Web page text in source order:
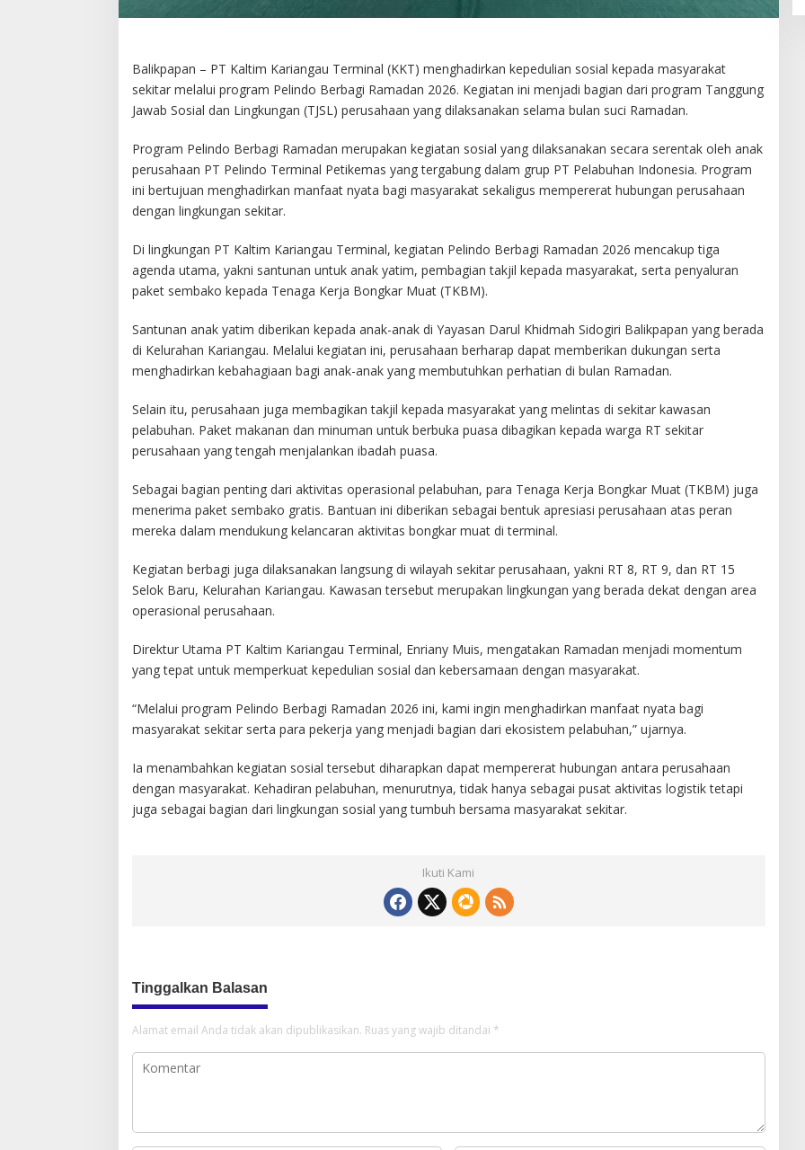
Balikpapan – PT Kaltim Kariangau Terminal (KKT) menghadirkan kepedulian sosial kepada masyarakat
sekitar melalui program Pelindo Berbagi Ramadan 2026. Kegiatan ini menjadi bagian dari program Tanggung
Jawab Sosial dan Lingkungan (TJSL) perusahaan yang dilaksanakan selama bulan suci Ramadan.
Program Pelindo Berbagi Ramadan merupakan kegiatan sosial yang dilaksanakan secara serentak oleh anak
perusahaan PT Pelindo Terminal Petikemas yang tergabung dalam grup PT Pelabuhan Indonesia. Program
ini bertujuan menghadirkan manfaat nyata bagi masyarakat sekaligus mempererat hubungan perusahaan
dengan lingkungan sekitar.
Di lingkungan PT Kaltim Kariangau Terminal, kegiatan Pelindo Berbagi Ramadan 2026 mencakup tiga
agenda utama, yakni santunan untuk anak yatim, pembagian takjil kepada masyarakat, serta penyaluran
paket sembako kepada Tenaga Kerja Bongkar Muat (TKBM).
Santunan anak yatim diberikan kepada anak-anak di Yayasan Darul Khidmah Sidogiri Balikpapan yang berada
di Kelurahan Kariangau. Melalui kegiatan ini, perusahaan berharap dapat memberikan dukungan serta
menghadirkan kebahagiaan bagi anak-anak yang membutuhkan perhatian di bulan Ramadan.
Selain itu, perusahaan juga membagikan takjil kepada masyarakat yang melintas di sekitar kawasan
pelabuhan. Paket makanan dan minuman untuk berbuka puasa dibagikan kepada warga RT sekitar
perusahaan yang tengah menjalankan ibadah puasa.
Sebagai bagian penting dari aktivitas operasional pelabuhan, para Tenaga Kerja Bongkar Muat (TKBM) juga
menerima paket sembako gratis. Bantuan ini diberikan sebagai bentuk apresiasi perusahaan atas peran
mereka dalam mendukung kelancaran aktivitas bongkar muat di terminal.
Kegiatan berbagi juga dilaksanakan langsung di wilayah sekitar perusahaan, yakni RT 8, RT 9, dan RT 15
Selok Baru, Kelurahan Kariangau. Kawasan tersebut merupakan lingkungan yang berada dekat dengan area
operasional perusahaan.
Direktur Utama PT Kaltim Kariangau Terminal, Enriany Muis, mengatakan Ramadan menjadi momentum
yang tepat untuk memperkuat kepedulian sosial dan kebersamaan dengan masyarakat.
“Melalui program Pelindo Berbagi Ramadan 2026 ini, kami ingin menghadirkan manfaat nyata bagi
masyarakat sekitar serta para pekerja yang menjadi bagian dari ekosistem pelabuhan,” ujarnya.
Ia menambahkan kegiatan sosial tersebut diharapkan dapat mempererat hubungan antara perusahaan
dengan masyarakat. Kehadiran pelabuhan, menurutnya, tidak hanya sebagai pusat aktivitas logistik tetapi
juga sebagai bagian dari lingkungan sosial yang tumbuh bersama masyarakat sekitar.
Ikuti Kami
Tinggalkan Balasan
Alamat email Anda tidak akan dipublikasikan. Ruas yang wajib ditandai *